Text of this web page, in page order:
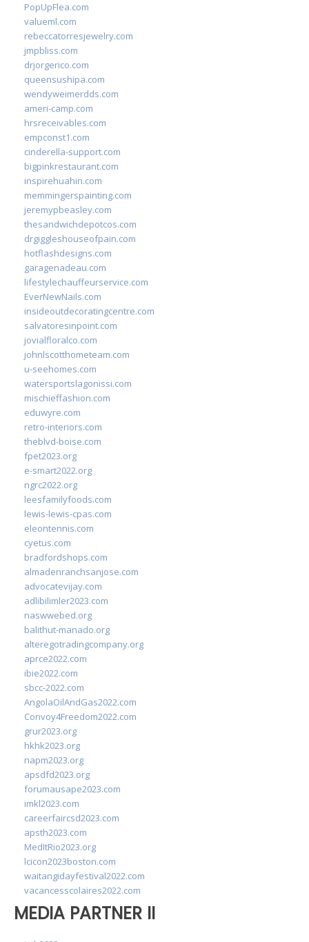
PopUpFlea.com
valueml.com
rebeccatorresjewelry.com
jmpbliss.com
drjorgerico.com
queensushipa.com
wendyweimerdds.com
ameri-camp.com
hrsreceivables.com
empconst1.com
cinderella-support.com
bigpinkrestaurant.com
inspirehuahin.com
memmingerspainting.com
jeremypbeasley.com
thesandwichdepotcos.com
drgiggleshouseofpain.com
hotflashdesigns.com
garagenadeau.com
lifestylechauffeurservice.com
EverNewNails.com
insideoutdecoratingcentre.com
salvatoresinpoint.com
jovialfloralco.com
johnlscotthometeam.com
u-seehomes.com
watersportslagonissi.com
mischieffashion.com
eduwyre.com
retro-interiors.com
theblvd-boise.com
fpet2023.org
e-smart2022.org
ngrc2022.org
leesfamilyfoods.com
lewis-lewis-cpas.com
eleontennis.com
cyetus.com
bradfordshops.com
almadenranchsanjose.com
advocatevijay.com
adlibilimler2023.com
naswwebed.org
balithut-manado.org
alteregotradingcompany.org
aprce2022.com
ibie2022.com
sbcc-2022.com
AngolaOilAndGas2022.com
Convoy4Freedom2022.com
grur2023.org
hkhk2023.org
napm2023.org
apsdfd2023.org
forumausape2023.com
imkl2023.com
careerfaircsd2023.com
apsth2023.com
MedItRio2023.org
lcicon2023boston.com
waitangidayfestival2022.com
vacancesscolaires2022.com
MEDIA PARTNER II